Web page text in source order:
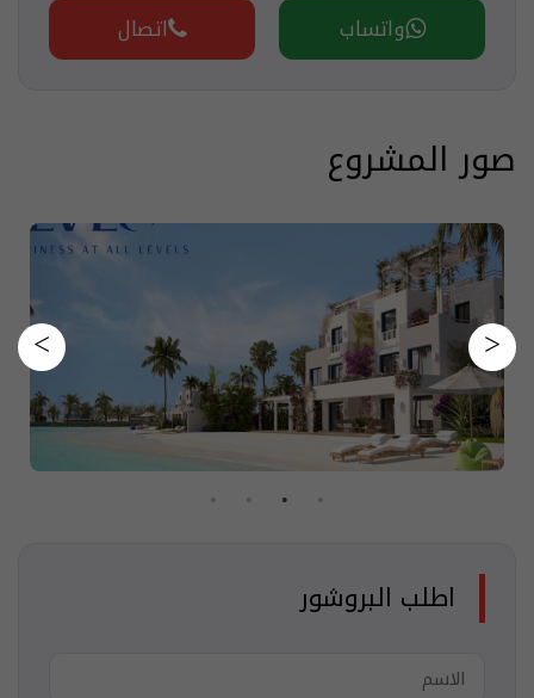
واتساب اتصال
صور المشروع
اطلب البروشور